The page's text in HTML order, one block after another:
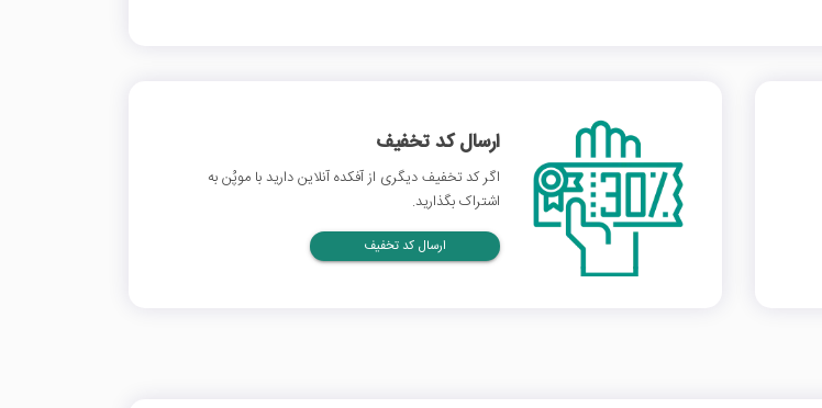
ارسال کد تخفیف
اگر کد تخفیف دیگری از آفکده آنلاین دارید با موپُن به
اشتراک بگذارید.
ارسال کد تخفیف